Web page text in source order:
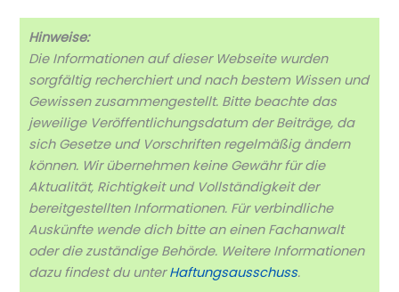
Hinweise:
Die Informationen auf dieser Webseite wurden
sorgfältig recherchiert und nach bestem Wissen und
Gewissen zusammengestellt. Bitte beachte das
jeweilige Veröffentlichungsdatum der Beiträge, da
sich Gesetze und Vorschriften regelmäßig ändern
können. Wir übernehmen keine Gewähr für die
Aktualität, Richtigkeit und Vollständigkeit der
bereitgestellten Informationen. Für verbindliche
Auskünfte wende dich bitte an einen Fachanwalt
oder die zuständige Behörde. Weitere Informationen
dazu findest du unterHaftungsausschuss.